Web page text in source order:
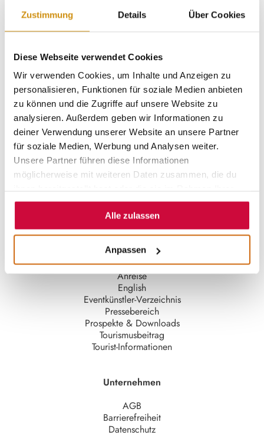
Zustimmung Details Über Cookies
Diese Webseite verwendet Cookies
Wir verwenden Cookies, um Inhalte und Anzeigen zu
personalisieren, Funktionen für soziale Medien anbieten
zu können und die Zugriffe auf unsere Website zu
analysieren. Außerdem geben wir Informationen zu
deiner Verwendung unserer Website an unsere Partner
für soziale Medien, Werbung und Analysen weiter.
Unsere Partner führen diese Informationen
möglicherweise mit weiteren Daten zusammen, die du
Nutzung der Dienste gesammelt haben.
Alle zulassen
Anpassen
Sa: 10 - 14 Uhr
Wettergasse 6 | 35037 Marburg
Mo - Fr: 10 - 18 Uhr
Sa: 10 - 16 Uhr
an Feiertagen: geschlossen
Teambüros
Ernst-Giller-Straße 2 | 35039 Marburg
Social Media
Quicklinks
Aktuelle Infos
Anreise
English
Eventkünstler-Verzeichnis
Pressebereich
Prospekte & Downloads
Tourismusbeitrag
Tourist-Informationen
Unternehmen
AGB
Barrierefreiheit
Datenschutz